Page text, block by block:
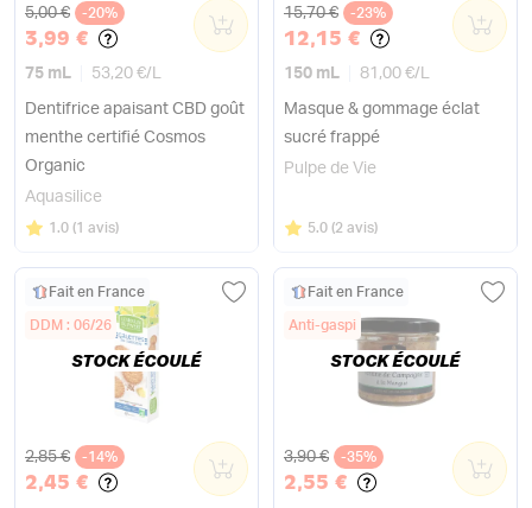
Ancien prix
5,00 € -20%
3,99 €
75 mL 53,20 €/ L
Dentifrice apaisant CBD goût
menthe certifié Cosmos
Organic
0
Aquasilice
Note
1.0 sur 5
(1 avis)
Ancien prix
15,70 € -23%
12,15 €
150 mL 81,00 €/ L
Masque & gommage éclat
sucré frappé
0
Pulpe de Vie
Note
5.0 sur 5
(2 avis)
Fait en France
DDM : 06/26
Ancien prix
2,85 € -14%
2,45 €
0
STOCK ÉCOULÉ
Fait en France
Anti-gaspi
Ancien prix
3,90 € -35%
2,55 €
0
STOCK ÉCOULÉ